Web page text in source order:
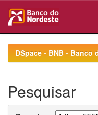
navigationDSpace - BNB - Banco
Pesquisar